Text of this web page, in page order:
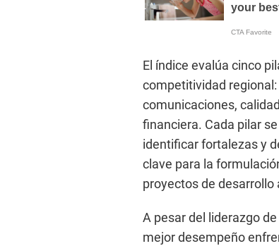
El índice evalúa cinco
competitividad
comunicaciones,
financiera. Cada pilar
identificar fortalezas y
clave para la
proyectos de desarrollo
A pesar del liderazgo
mejor desempeño